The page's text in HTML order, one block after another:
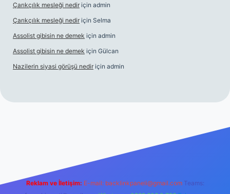
Çarıkçılık mesleği nedir için admin
Çarıkçılık mesleği nedir için Selma
Assolist gibisin ne demek için admin
Assolist gibisin ne demek için Gülcan
Nazilerin siyasi görüşü nedir için admin
Reklam ve İletişim: E-mail: backlinkpaneli@gmail.com Teams: